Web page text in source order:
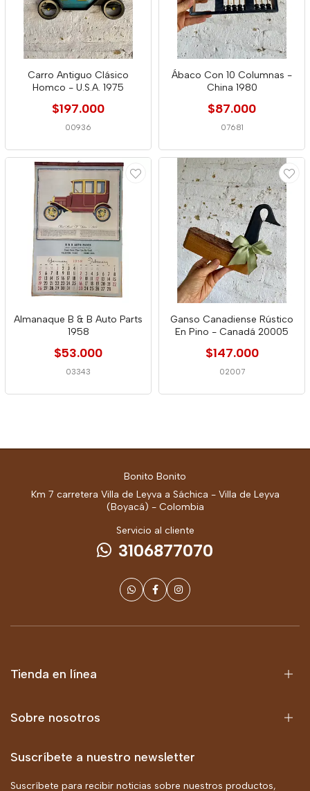
Carro Antiguo Clásico
Homco - U.S.A. 1975
$197.000
00936
Ábaco Con 10 Columnas -
China 1980
$87.000
07681
Almanaque B & B Auto Parts
1958
$53.000
03343
Ganso Canadiense Rústico
En Pino - Canadá 20005
$147.000
02007
Bonito Bonito
Km 7 carretera Villa de Leyva a Sáchica - Villa de Leyva
(Boyacá) - Colombia
Servicio al cliente
3106877070
Tienda en línea
Sobre nosotros
Suscríbete a nuestro newsletter
Suscríbete para recibir noticias sobre nuestros productos,